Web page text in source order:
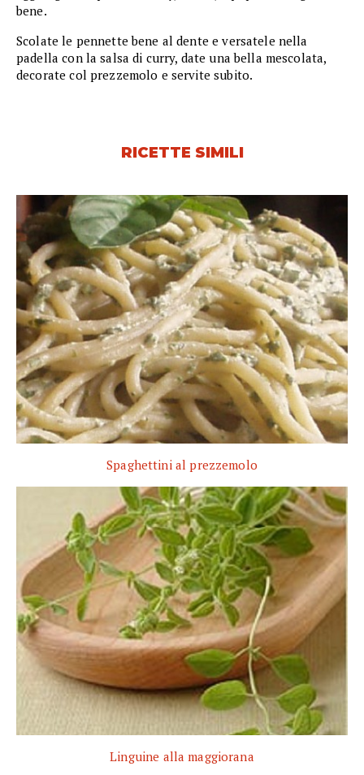
bene.
Scolate le pennette bene al dente e versatele nella
padella con la salsa di curry, date una bella mescolata,
decorate col prezzemolo e servite subito.
RICETTE SIMILI
Spaghettini al prezzemolo
Linguine alla maggiorana